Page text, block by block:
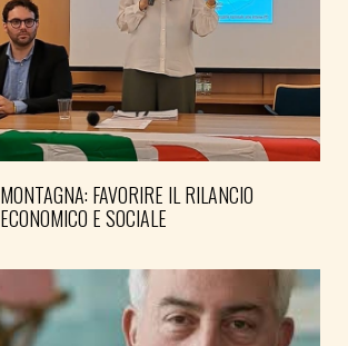
MONTAGNA: FAVORIRE IL RILANCIO
ECONOMICO E SOCIALE